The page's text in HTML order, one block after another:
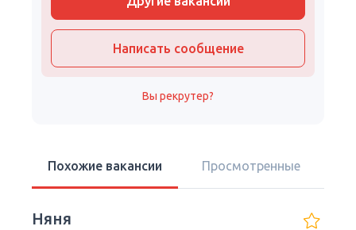
Написать сообщение
Вы рекрутер?
Похожие вакансии Просмотренные
Няня